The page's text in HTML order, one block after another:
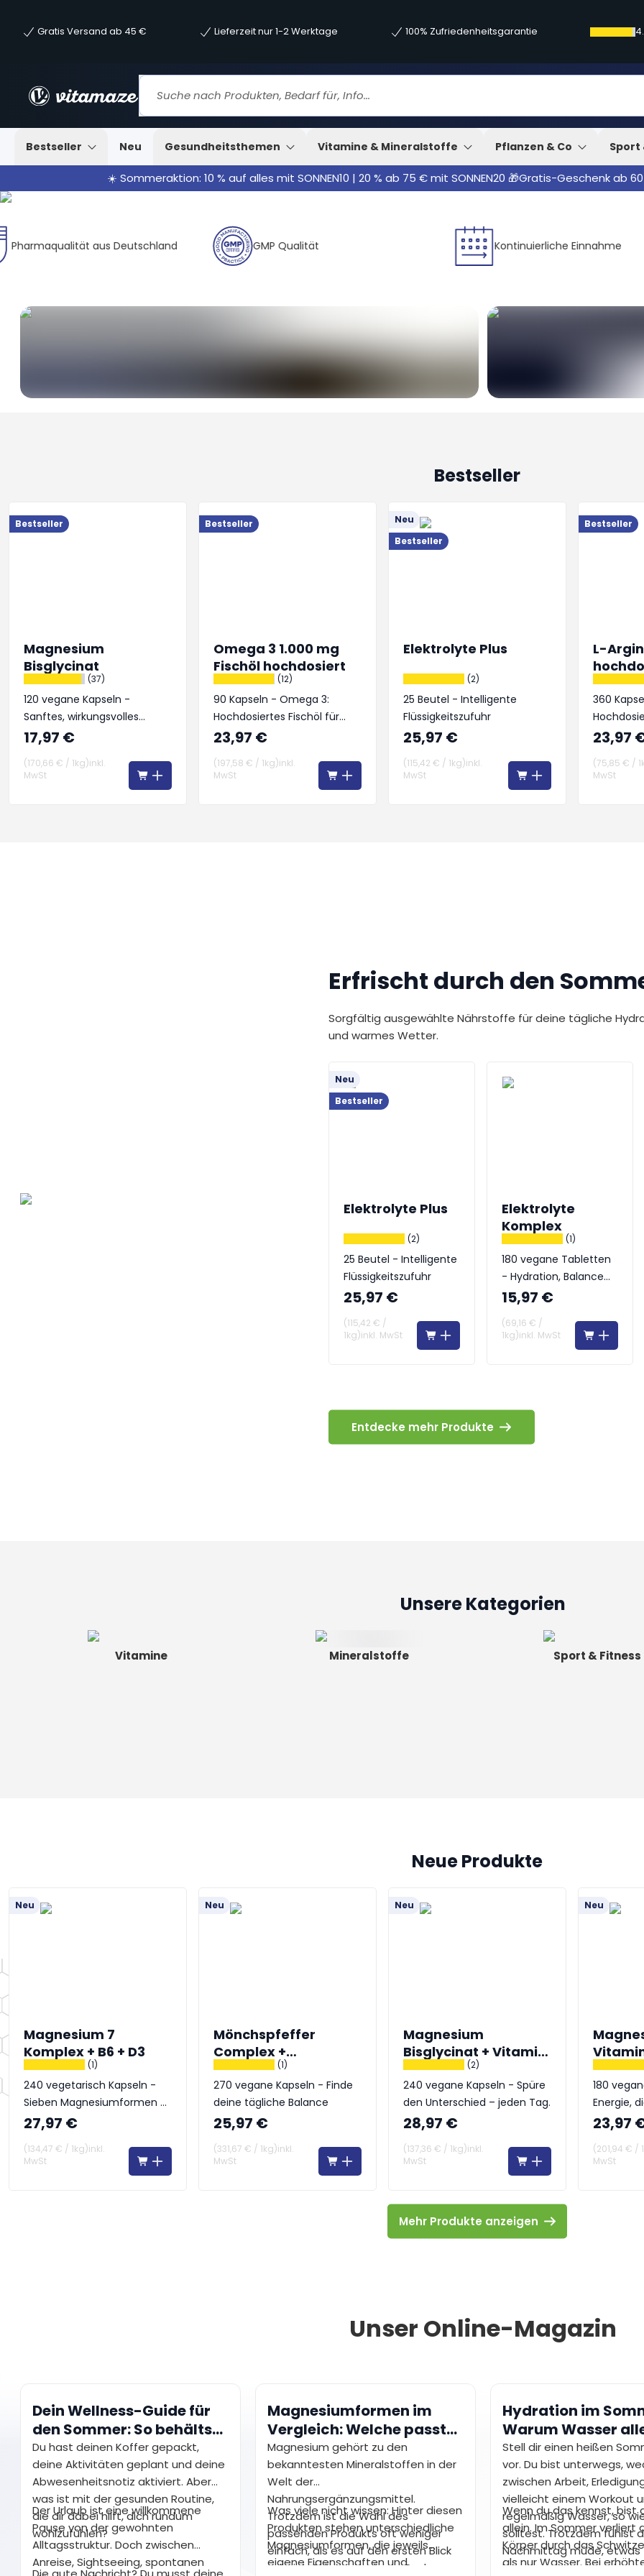
Gratis Versand ab 45 € Lieferzeit nur 1-2 Werktage 100% Zufriedenheitsgarantie
Bestseller Neu Gesundheitsthemen Vitamine & Mineralstoffe Pflanzen & Co Sport
☀️ Sommeraktion: 10 % auf alles mit SONNEN10 | 20 % ab 75 € mit SONNEN20 🎁Gratis-Geschenk ab
aus Deutschland GMP Qualität Kontinuierliche Einnahme
Bestseller
Bestseller
Magnesium
Bisglycinat
(37)
120 vegane Kapseln -
Sanftes, wirkungsvolles
Magnesium – für Körper &
17,97 €
(170,66 € / 1kg)inkl.
MwSt
Bestseller
Omega 3 1.000 mg
Fischöl hochdosiert
(12)
90 Kapseln - Omega 3:
Hochdosiertes Fischöl für
Herz, Gehirn und Sehkraft
23,97 €
(197,58 € / 1kg)inkl.
MwSt
Neu
Bestseller
Elektrolyte Plus
(2)
25 Beutel - Intelligente
Flüssigkeitszufuhr
25,97 €
(115,42 € / 1kg)inkl.
MwSt
Bestseller
L-
360
pflanzlich
23,97
(75,85 € /
MwSt
Erfrischt durch den
Sorgfältig ausgewählte Nährstoffe für deine tägliche
und warmes Wetter.
Neu
Bestseller
Elektrolyte Plus
(2)
25 Beutel - Intelligente
Flüssigkeitszufuhr
25,97 €
(115,42 € /
1kg)inkl. MwSt
Elektrolyte
Komplex
(1)
180 vegane Tabletten
- Hydration, Balance
und Stärke – alles in
15,97 €
(69,16 € /
1kg)inkl. MwSt
Entdecke mehr Produkte
Unsere Kategorien
Vitamine Mineralstoffe Sport & Fitness
Neue Produkte
Neu
Magnesium 7
Komplex + B6 + D3
(1)
240 vegetarisch Kapseln -
Sieben Magnesiumformen –
ein Komplex
27,97 €
(134,47 € / 1kg)inkl.
MwSt
Neu
Mönchspfeffer
Complex +
Frauenmantel
(1)
270 vegane Kapseln - Finde
deine tägliche Balance
25,97 €
(331,67 € / 1kg)inkl.
MwSt
Neu
Magnesium
Bisglycinat + Vitamin
B6
(2)
240 vegane Kapseln - Spüre
den Unterschied – jeden Tag.
28,97 €
(137,36 € / 1kg)inkl.
MwSt
Neu
180
Energie,
stärkt
23,97
(201,94 € /
MwSt
Mehr Produkte anzeigen
Unser Online-Magazin
Dein Wellness-Guide für
den Sommer: So behältst
du im Urlaub gesunde
Gewohnheiten bei
Du hast deinen Koffer gepackt,
deine Aktivitäten geplant und deine
Abwesenheitsnotiz aktiviert. Aber
was ist mit der gesunden Routine,
die dir dabei hilft, dich rundum
wohlzufühlen?
Der Urlaub ist eine willkommene
Pause von der gewohnten
Alltagsstruktur. Doch zwischen
Anreise, Sightseeing, spontanen
Magnesiumformen im
Vergleich: Welche passt
zu dir?
Magnesium gehört zu den
bekanntesten Mineralstoffen in der
Welt der
Nahrungsergänzungsmittel.
Trotzdem ist die Wahl des
passenden Produkts oft weniger
einfach, als es auf den ersten Blick
scheint. Schon eine kurze Suche
Was viele nicht wissen: Hinter diesen
Produkten stehen unterschiedliche
Magnesiumformen, die jeweils
eigene Eigenschaften und
Hydration im
Warum Wasser
möglicherweise
ausreicht
Stell dir einen heißen
vor. Du bist unterwegs,
zwischen Arbeit,
vielleicht einem Workout
regelmäßig Wasser, so
solltest. Trotzdem fühlst
Nachmittag müde, etwas
benommen und weniger
Wenn du das kennst, bist
allein. Im Sommer verliert
Körper durch das
als nur Wasser. Bei